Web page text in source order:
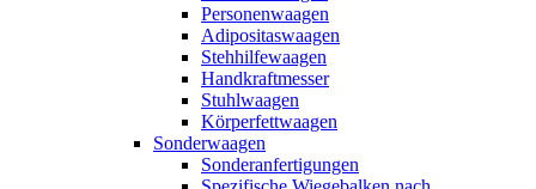
Personenwaagen
Adipositaswaagen
Stehhilfewaagen
Handkraftmesser
Stuhlwaagen
Körperfettwaagen
Sonderwaagen
Sonderanfertigungen